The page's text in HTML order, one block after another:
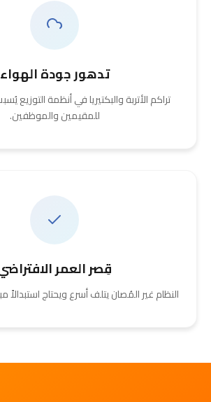
تدهور جودة الهواء
تراكم الأتربة والبكتيريا في أنظمة التوزيع
للمقيمين والموظفين.
قِصر العمر
النظام غير المُصان يتلف أسرع ويحتاج استبدالاً